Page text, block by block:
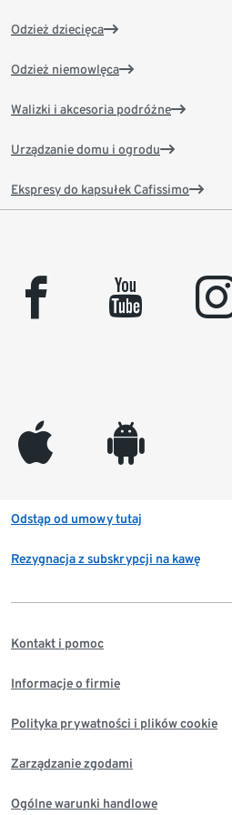
Odzież dziecięca
Odzież niemowlęca
Walizki i akcesoria podróżne
Urządzanie domu i ogrodu
Ekspresy do kapsułek Cafissimo
facebook youtube
appleinc android
Odstąp od umowy tutaj
Rezygnacja z subskrypcji na kawę
Kontakt i pomoc
Informacje o firmie
Polityka prywatności i plików cookie
Zarządzanie zgodami
Ogólne warunki handlowe